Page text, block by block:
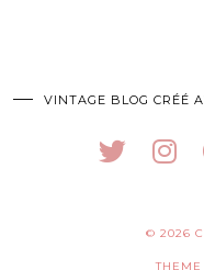
VINTAGE BLOG CRÉÉ
© 2026
THEME